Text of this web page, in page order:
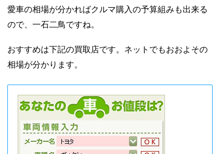
愛車の相場が分かればクルマ購入の予算組みも出来る
ので、一石二鳥ですね。
おすすめは下記の買取店です。ネットでもおおよその
相場が分かります。